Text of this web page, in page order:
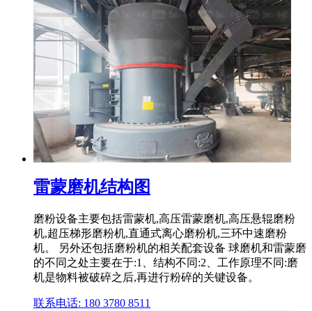
雷蒙磨机结构图
磨粉设备主要包括雷蒙机,高压雷蒙磨机,高压悬辊磨粉
机,超压梯形磨粉机,直通式离心磨粉机,三环中速磨粉
机。 另外还包括磨粉机的相关配套设备 球磨机和雷蒙磨
的不同之处主要在于:1、结构不同:2、工作原理不同:磨
机是物料被破碎之后,再进行粉碎的关键设备。
联系电话: 180 3780 8511